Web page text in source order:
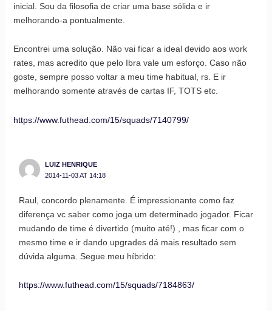
inicial. Sou da filosofia de criar uma base sólida e ir
melhorando-a pontualmente.
Encontrei uma solução. Não vai ficar a ideal devido aos work
rates, mas acredito que pelo Ibra vale um esforço. Caso não
goste, sempre posso voltar a meu time habitual, rs. E ir
melhorando somente através de cartas IF, TOTS etc.
https://www.futhead.com/15/squads/7140799/
LUIZ HENRIQUE
2014-11-03 AT 14:18
Raul, concordo plenamente. É impressionante como faz
diferença vc saber como joga um determinado jogador. Ficar
mudando de time é divertido (muito até!) , mas ficar com o
mesmo time e ir dando upgrades dá mais resultado sem
dúvida alguma. Segue meu híbrido:
https://www.futhead.com/15/squads/7184863/